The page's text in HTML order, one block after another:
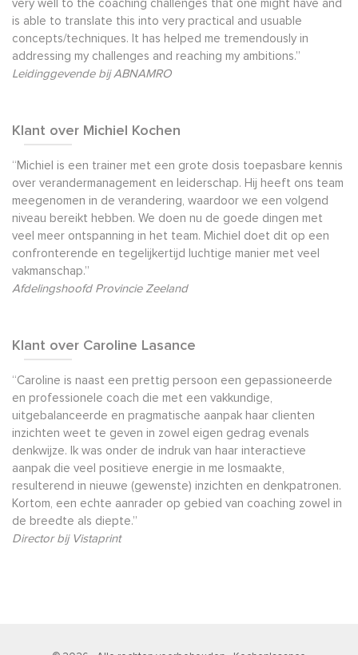
very well to the coaching challenges that one might have and
is able to translate this into very practical and usuable
concepts/techniques. It has helped me tremendously in
addressing my challenges and reaching my ambitions.”
Leidinggevende bij ABNAMRO
Klant over Michiel Kochen
“Michiel is een trainer met een grote dosis toepasbare kennis
over verandermanagement en leiderschap. Hij heeft ons team
meegenomen in de verandering, waardoor we een volgend
niveau bereikt hebben. We doen nu de goede dingen met
veel meer ontspanning in het team. Michiel doet dit op een
confronterende en tegelijkertijd luchtige manier met veel
vakmanschap.”
Afdelingshoofd Provincie Zeeland
Klant over Caroline Lasance
“Caroline is naast een prettig persoon een gepassioneerde
en professionele coach die met een vakkundige,
uitgebalanceerde en pragmatische aanpak haar clienten
inzichten weet te geven in zowel eigen gedrag evenals
denkwijze. Ik was onder de indruk van haar interactieve
aanpak die veel positieve energie in me losmaakte,
resulterend in nieuwe (gewenste) inzichten en denkpatronen.
Kortom, een echte aanrader op gebied van coaching zowel in
de breedte als diepte.”
Director bij Vistaprint